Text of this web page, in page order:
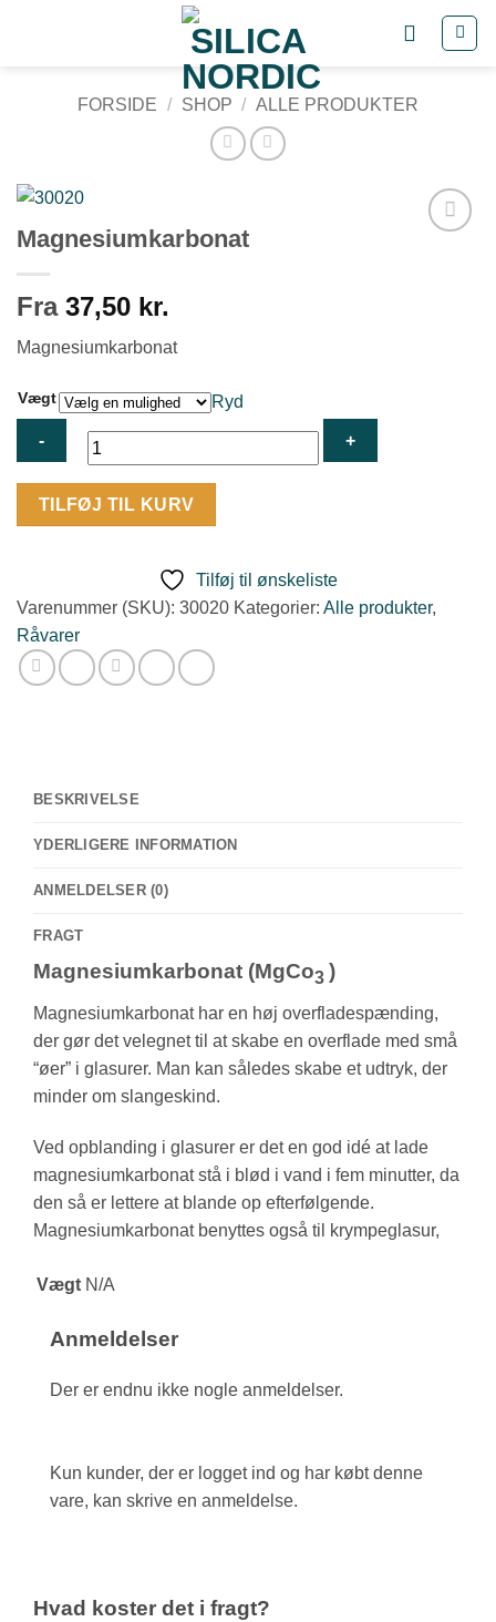
FORSIDE / SHOP / ALLE PRODUKTER
Magnesiumkarbonat
Fra 37,50 kr.
Magnesiumkarbonat
Vægt Ryd
Magnesiumkarbonat
TILFØJ TIL KURV
Tilføj til ønskeliste
Varenummer (SKU): 30020 Kategorier: Alle produkter,
Råvarer
BESKRIVELSE
YDERLIGERE INFORMATION
ANMELDELSER (0)
FRAGT
Magnesiumkarbonat (MgCo3 )
Magnesiumkarbonat har en høj overfladespænding,
der gør det velegnet til at skabe en overflade med små
“øer” i glasurer. Man kan således skabe et udtryk, der
minder om slangeskind.
Ved opblanding i glasurer er det en god idé at lade
magnesiumkarbonat stå i blød i vand i fem minutter, da
den så er lettere at blande op efterfølgende.
Magnesiumkarbonat benyttes også til krympeglasur,
Vægt N/A
Anmeldelser
Der er endnu ikke nogle anmeldelser.
Kun kunder, der er logget ind og har købt denne
vare, kan skrive en anmeldelse.
Hvad koster det i fragt?